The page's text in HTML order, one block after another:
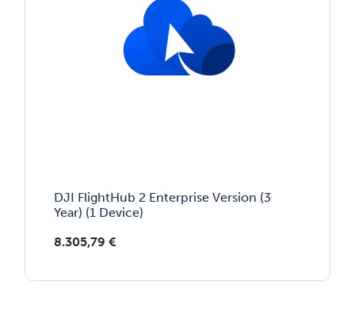
DJI FlightHub 2 Enterprise Version (3
Year) (1 Device)
8.305,79 €